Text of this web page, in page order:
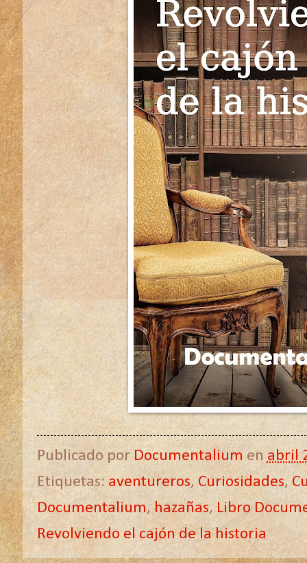
Publicado porDocumentalium en abril
Etiquetas:aventureros,Curiosidades,
Documentalium,hazañas,Libro
Revolviendo el cajón de la historia